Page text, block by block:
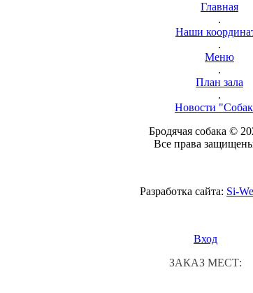
Главная
.
Наши
.
Меню
.
План зала
.
Новости
Бродячая собака ©
Все права
Разработка сайта: Si-
Вход
ЗАКАЗ МЕСТ: